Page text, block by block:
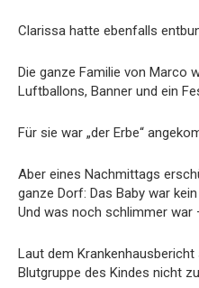
Clarissa hatte ebenfalls
Die ganze Familie von Marco
Luftballons, Banner und ein
Für sie war „der Erbe“
Aber eines Nachmittags
ganze Dorf: Das Baby war
Und was noch schlimmer war
Laut dem
Blutgruppe des Kindes nicht